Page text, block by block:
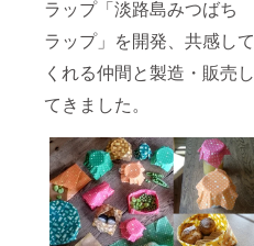
ラップ「淡路島みつばち
ラップ」を開発、共感して
くれる仲間と製造・販売し
てきました。